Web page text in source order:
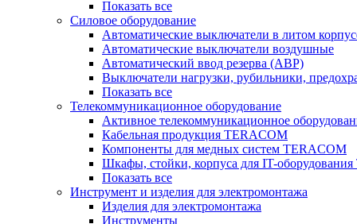
Показать все
Силовое оборудование
Автоматические выключатели в литом
Автоматические выключатели воздушные
Автоматический ввод резерва (АВР)
Выключатели нагрузки, рубильники,
Показать все
Телекоммуникационное оборудование
Активное телекоммуникационное
Кабельная продукция TERACOM
Компоненты для медных систем TERACOM
Шкафы, стойки, корпуса для IT-
Показать все
Инструмент и изделия для электромонтажа
Изделия для электромонтажа
Инструменты